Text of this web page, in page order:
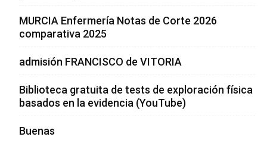
MURCIA Enfermería Notas de Corte 2026
comparativa 2025
admisión FRANCISCO de VITORIA
Biblioteca gratuita de tests de exploración física
basados en la evidencia (YouTube)
Buenas